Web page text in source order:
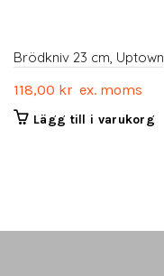
Brödkniv 23 cm, Uptown
118,00 kr ex. moms
Lägg till i varukorg